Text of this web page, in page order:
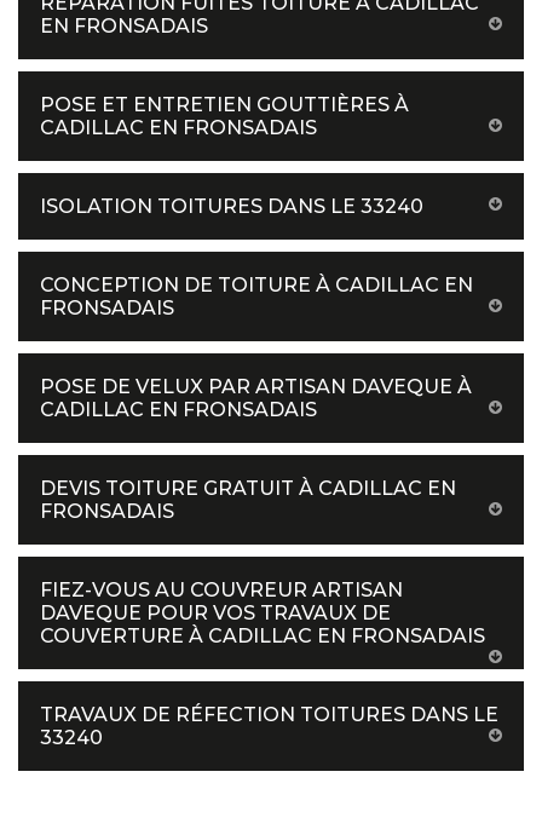
EN FRONSADAIS
POSE ET ENTRETIEN GOUTTIÈRES À
CADILLAC EN FRONSADAIS
ISOLATION TOITURES DANS LE 33240
CONCEPTION DE TOITURE À CADILLAC EN
FRONSADAIS
POSE DE VELUX PAR ARTISAN DAVEQUE À
CADILLAC EN FRONSADAIS
DEVIS TOITURE GRATUIT À CADILLAC EN
FRONSADAIS
FIEZ-VOUS AU COUVREUR ARTISAN
DAVEQUE POUR VOS TRAVAUX DE
COUVERTURE À CADILLAC EN FRONSADAIS
TRAVAUX DE RÉFECTION TOITURES DANS LE
33240